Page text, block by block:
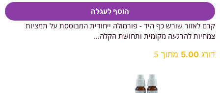
הוסף לעגלה
קרם לאזור שורש כף היד - פורמולה ייחודית המבוססת על תמציות
צמחיות להרגעה מקומית ותחושת הקלה...
דורג 5.00 מתוך 5